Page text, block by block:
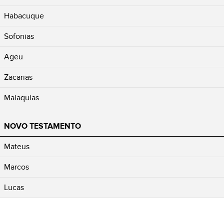
Habacuque
Sofonias
Ageu
Zacarias
Malaquias
NOVO TESTAMENTO
Mateus
Marcos
Lucas